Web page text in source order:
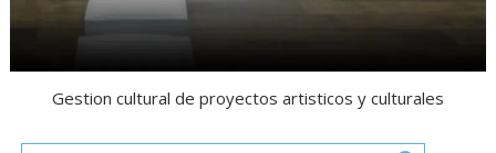
Gestion cultural de proyectos artisticos y culturales